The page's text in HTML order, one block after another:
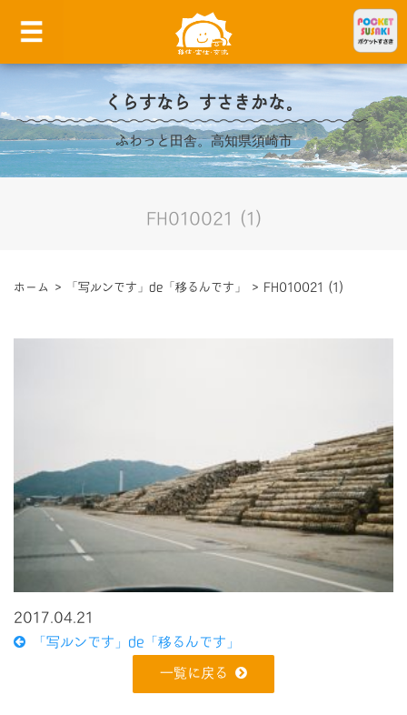
くらすなら すさきかな。
ふわっと田舎。高知県須崎市
FH010021 (1)
ホーム > 「写ルンです」de「移るんです」 > FH010021 (1)
2017.04.21
「写ルンです」de「移るんです」
一覧に戻る